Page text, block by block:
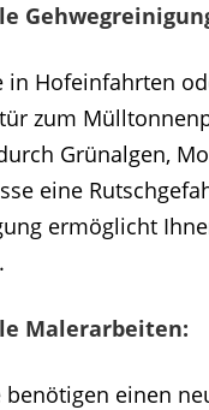
in Hofeinfahrten
zum
Grünalgen,
eine
ermöglicht
Malerarbeiten:
benötigen einen